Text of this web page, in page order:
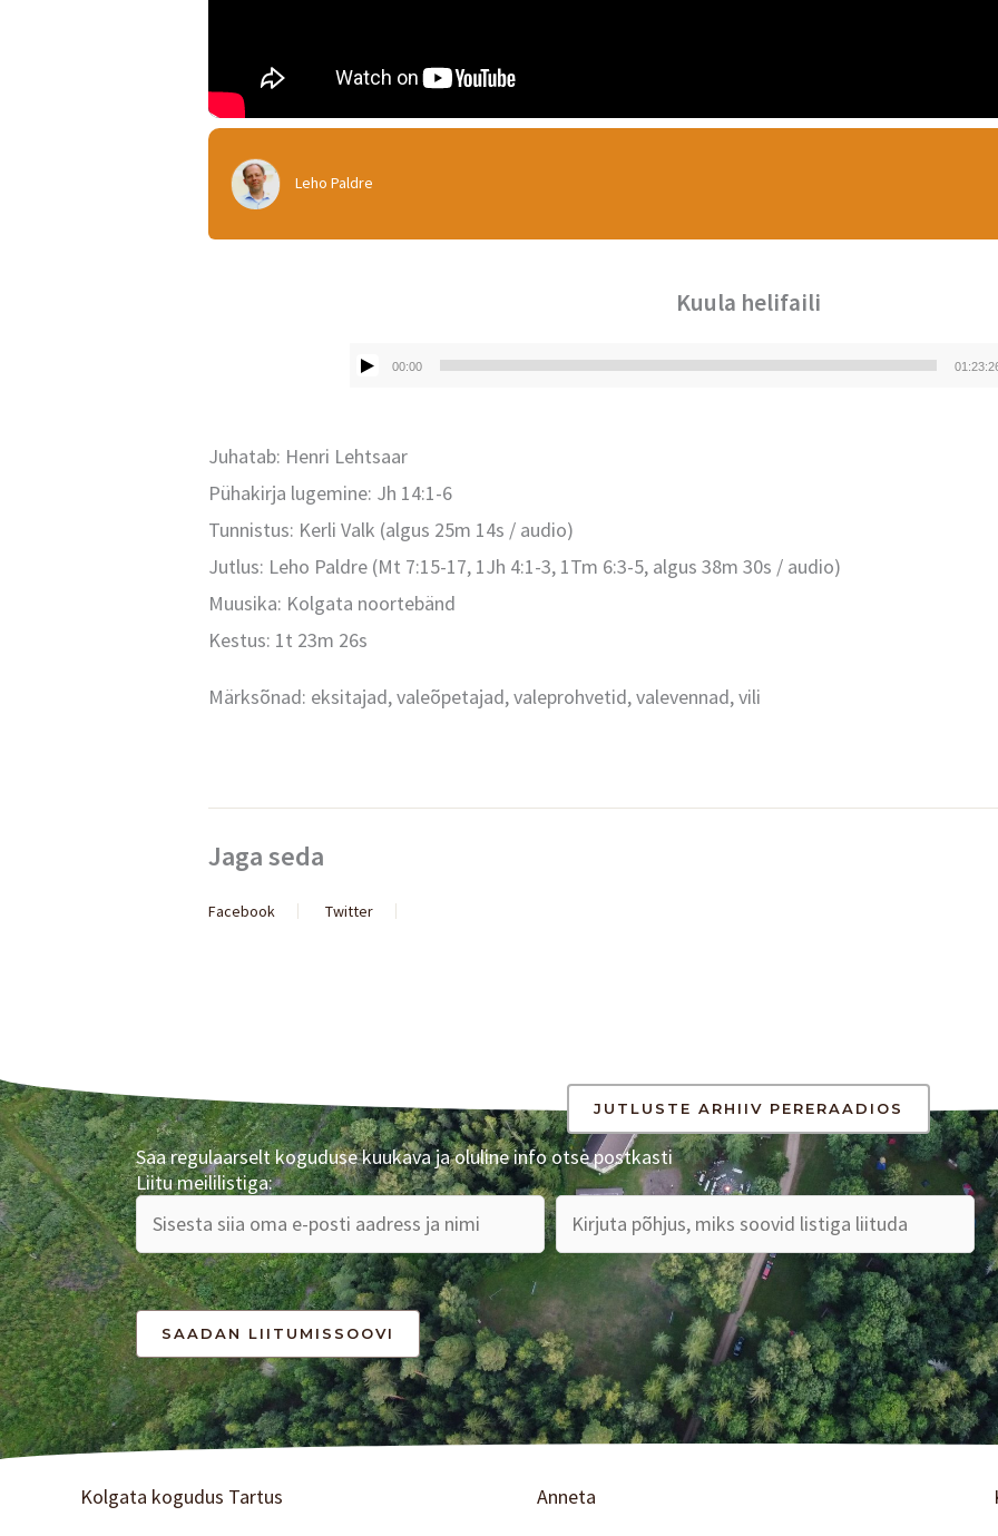
Leho Paldre
Kuula helifaili
00:00
Juhatab: Henri Lehtsaar
Pühakirja lugemine: Jh 14:1-6
Tunnistus: Kerli Valk (algus 25m 14s / audio)
Jutlus: Leho Paldre (Mt 7:15-17, 1Jh 4:1-3, 1Tm 6:3-5, algus 38m 30s / audio)
Muusika: Kolgata noortebänd
Kestus: 1t 23m 26s
Märksõnad: eksitajad, valeõpetajad, valeprohvetid, valevennad, vili
Jaga seda
Facebook Twitter
JUTLUSTE ARHIIV PERERAADIOS
Saa regulaarselt koguduse kuukava ja oluline info otse postkasti
Liitu meililistiga:
Kolgata kogudus Tartus Anneta